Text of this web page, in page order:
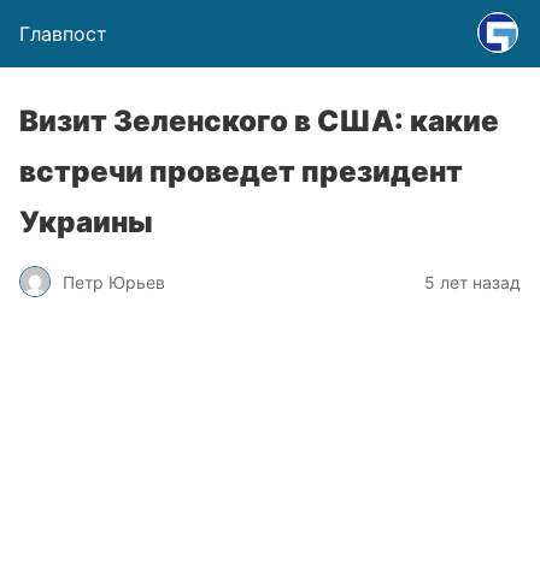
Главпост
Визит Зеленского в США: какие
встречи проведет президент
Украины
Петр Юрьев 5 лет назад